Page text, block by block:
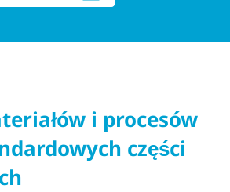
i procesów
części